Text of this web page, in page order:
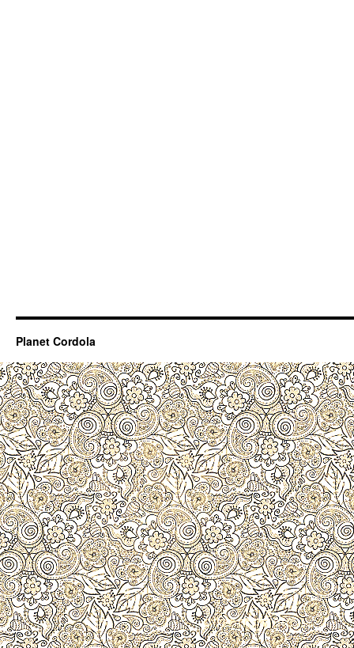
Planet Cordola